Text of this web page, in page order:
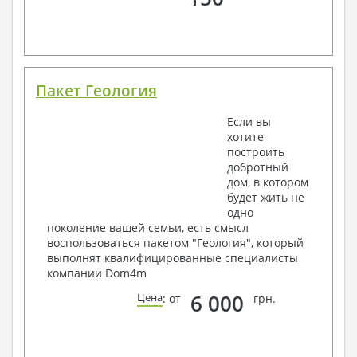
Пакет Геология
Если вы
хотите
построить
добротный
дом, в котором
будет жить не
одно
поколение вашей семьи, есть смысл
воспользоваться пакетом "Геология", который
выполнят квалифицированные специалисты
компании Dom4m
Цена: от 6 000 грн.